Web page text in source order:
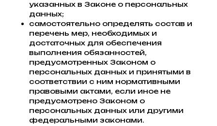
указанных в Законе о персональных
данных;
самостоятельно определять состав и
перечень мер, необходимых и
достаточных для обеспечения
выполнения обязанностей,
предусмотренных Законом о
персональных данных и принятыми в
соответствии с ним нормативными
правовыми актами, если иное не
предусмотрено Законом о
персональных данных или другими
федеральными законами.